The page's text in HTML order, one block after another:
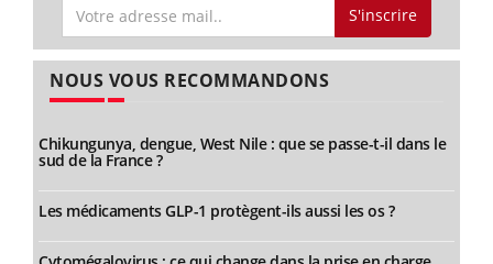
S'inscrire
NOUS VOUS RECOMMANDONS
Chikungunya, dengue, West Nile : que se passe-t-il dans le
sud de la France ?
Les médicaments GLP-1 protègent-ils aussi les os ?